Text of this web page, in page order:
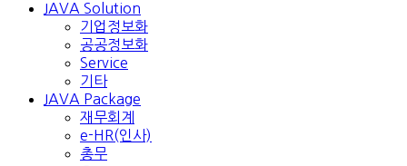
JAVA Solution
기업정보화
공공정보화
Service
기타
JAVA Package
재무회계
e-HR(인사)
총무